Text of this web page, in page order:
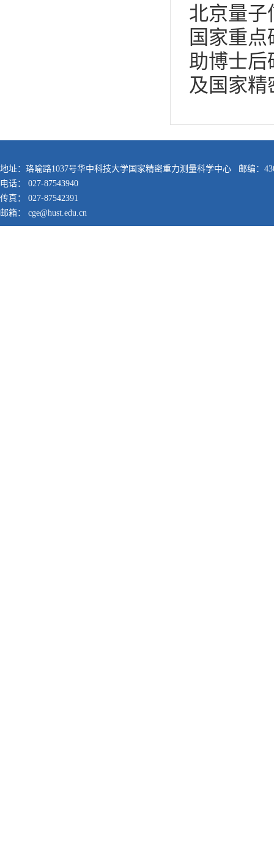
北京量子
国家重
助博士后
及国家精
地址：珞喻路1037号华中科技大学国家精密重力测量科学中心 邮编：
电话： 027-87543940
传真： 027-87542391
邮箱： cge@hust.edu.cn